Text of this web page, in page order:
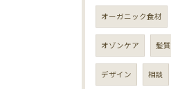
オーガニック食材
オゾンケア 髪質
デザイン 相談